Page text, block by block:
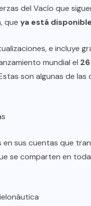
del Vacío que
que ya está
e incluye
mundial el
son algunas de
en sus cuentas que
se comparten en